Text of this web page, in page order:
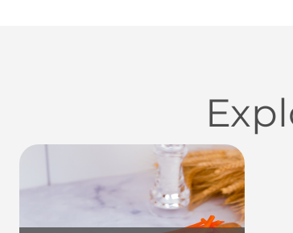
Utensílios do Lar